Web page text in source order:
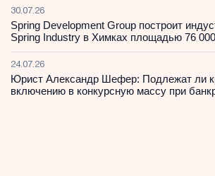
30.07.26
Spring Development Group построит
Spring Industry в Химках площадью 76
24.07.26
Юрист Александр Шефер: Подлежат ли
включению в конкурсную массу при